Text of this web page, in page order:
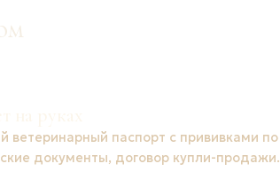
паспорт с прививками по
документы, договор купли-продажи.